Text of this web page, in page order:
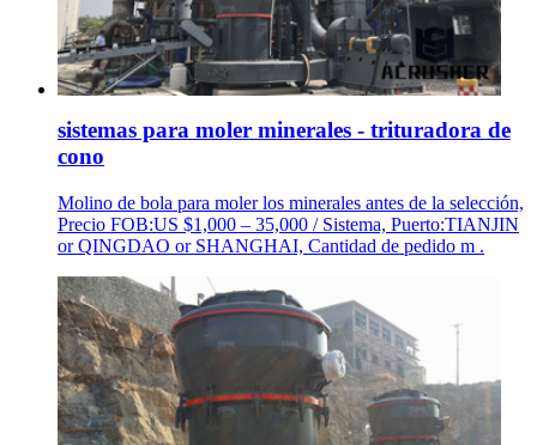
sistemas para moler minerales - trituradora de
cono
Molino de bola para moler los minerales antes de la selección,
Precio FOB:US $1,000 – 35,000 / Sistema, Puerto:TIANJIN
or QINGDAO or SHANGHAI, Cantidad de pedido m .